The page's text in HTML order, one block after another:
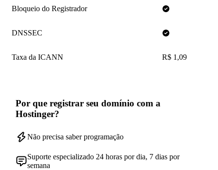
Bloqueio do Registrador
DNSSEC
Taxa da ICANN R$ 1,09
Por que registrar seu domínio com a
Hostinger?
Não precisa saber programação
Suporte especializado 24 horas por dia, 7 dias por
semana